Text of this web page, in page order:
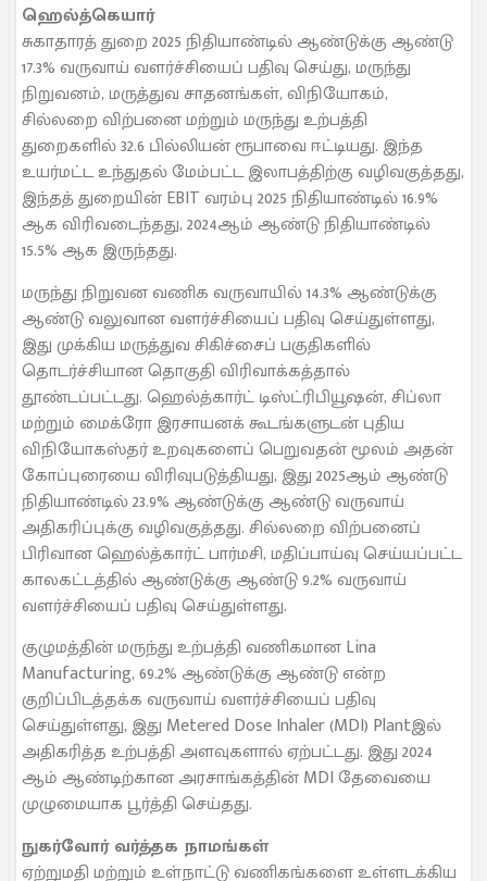
ஹெல்த்கெயார்
சுகாதாரத் துறை 2025 நிதியாண்டில் ஆண்டுக்கு ஆண்டு
17.3% வருவாய் வளர்ச்சியைப் பதிவு செய்து, மருந்து
நிறுவனம், மருத்துவ சாதனங்கள், விநியோகம்,
சில்லறை விற்பனை மற்றும் மருந்து உற்பத்தி
துறைகளில் 32.6 பில்லியன் ரூபாவை ஈட்டியது. இந்த
உயர்மட்ட உந்துதல் மேம்பட்ட இலாபத்திற்கு வழிவகுத்தது,
இந்தத் துறையின் EBIT வரம்பு 2025 நிதியாண்டில் 16.9%
ஆக விரிவடைந்தது, 2024ஆம் ஆண்டு நிதியாண்டில்
15.5% ஆக இருந்தது.
மருந்து நிறுவன வணிக வருவாயில் 14.3% ஆண்டுக்கு
ஆண்டு வலுவான வளர்ச்சியைப் பதிவு செய்துள்ளது,
இது முக்கிய மருத்துவ சிகிச்சைப் பகுதிகளில்
தொடர்ச்சியான தொகுதி விரிவாக்கத்தால்
தூண்டப்பட்டது. ஹெல்த்கார்ட் டிஸ்ட்ரிபியூஷன், சிப்லா
மற்றும் மைக்ரோ இரசாயனக் கூடங்களுடன் புதிய
விநியோகஸ்தர் உறவுகளைப் பெறுவதன் மூலம் அதன்
கோப்புரையை விரிவுபடுத்தியது, இது 2025ஆம் ஆண்டு
நிதியாண்டில் 23.9% ஆண்டுக்கு ஆண்டு வருவாய்
அதிகரிப்புக்கு வழிவகுத்தது. சில்லறை விற்பனைப்
பிரிவான ஹெல்த்கார்ட் பார்மசி, மதிப்பாய்வு செய்யப்பட்ட
காலகட்டத்தில் ஆண்டுக்கு ஆண்டு 9.2% வருவாய்
வளர்ச்சியைப் பதிவு செய்துள்ளது.
குழுமத்தின் மருந்து உற்பத்தி வணிகமான Lina
Manufacturing, 69.2% ஆண்டுக்கு ஆண்டு என்ற
குறிப்பிடத்தக்க வருவாய் வளர்ச்சியைப் பதிவு
செய்துள்ளது, இது Metered Dose Inhaler (MDI) Plantஇல்
அதிகரித்த உற்பத்தி அளவுகளால் ஏற்பட்டது. இது 2024
ஆம் ஆண்டிற்கான அரசாங்கத்தின் MDI தேவையை
முழுமையாக பூர்த்தி செய்தது.
நுகர்வோர் வர்த்தக நாமங்கள்
ஏற்றுமதி மற்றும் உள்நாட்டு வணிகங்களை உள்ளடக்கிய